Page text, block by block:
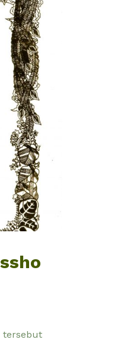
tersebut